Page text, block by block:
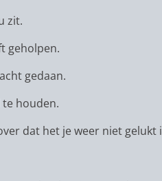
zit.
geholpen.
gedaan.
houden.
dat het je weer niet gelukt